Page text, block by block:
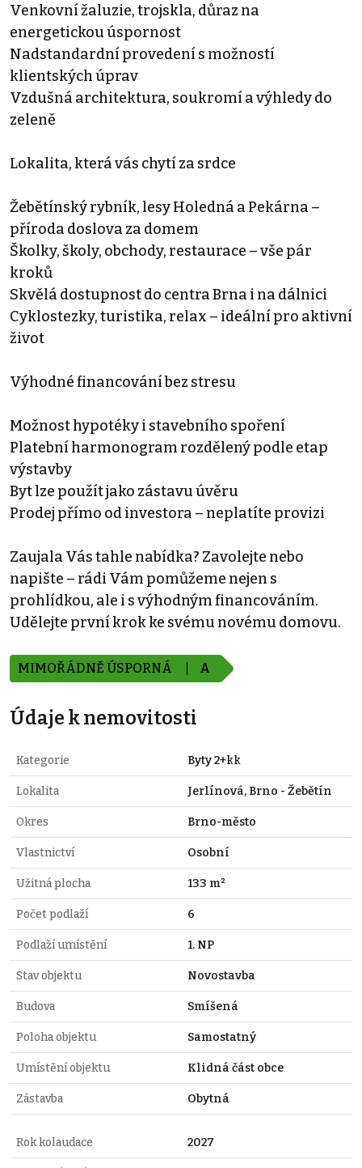
Venkovní žaluzie, trojskla, důraz na
energetickou úspornost
Nadstandardní provedení s možností
klientských úprav
Vzdušná architektura, soukromí a výhledy do
zeleně
Lokalita, která vás chytí za srdce
Žebětínský rybník, lesy Holedná a Pekárna –
příroda doslova za domem
Školky, školy, obchody, restaurace – vše pár
kroků
Skvělá dostupnost do centra Brna i na dálnici
Cyklostezky, turistika, relax – ideální pro aktivní
život
Výhodné financování bez stresu
Možnost hypotéky i stavebního spoření
Platební harmonogram rozdělený podle etap
výstavby
Byt lze použít jako zástavu úvěru
Prodej přímo od investora – neplatíte provizi
Zaujala Vás tahle nabídka? Zavolejte nebo
napište – rádi Vám pomůžeme nejen s
prohlídkou, ale i s výhodným financováním.
Udělejte první krok ke svému novému domovu.
MIMOŘÁDNĚ ÚSPORNÁ A
Údaje k nemovitosti
Kategorie Byty 2+kk
Lokalita Jerlínová, Brno - Žebětín
Okres Brno-město
Vlastnictví Osobní
Užitná plocha 133 m²
Počet podlaží 6
Podlaží umístění 1. NP
Stav objektu Novostavba
Budova Smíšená
Poloha objektu Samostatný
Umístění objektu Klidná část obce
Zástavba Obytná
Rok kolaudace 2027